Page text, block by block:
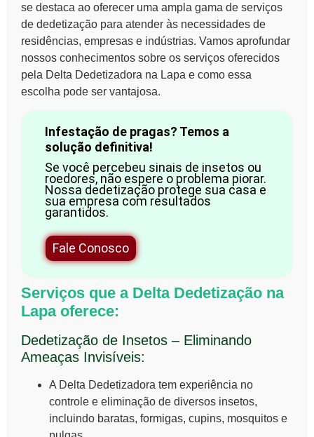
se destaca ao oferecer uma ampla gama de serviços
de dedetização para atender às necessidades de
residências, empresas e indústrias. Vamos aprofundar
nossos conhecimentos sobre os serviços oferecidos
pela Delta Dedetizadora na Lapa e como essa
escolha pode ser vantajosa.
Infestação de pragas? Temos a
solução definitiva!
Se você percebeu sinais de insetos ou
roedores, não espere o problema piorar.
Nossa dedetização protege sua casa e
sua empresa com resultados
garantidos.
Fale Conosco
Serviços que a Delta Dedetização na
Lapa oferece:
Dedetização de Insetos – Eliminando
Ameaças Invisíveis:
A Delta Dedetizadora tem experiência no
controle e eliminação de diversos insetos,
incluindo baratas, formigas, cupins, mosquitos e